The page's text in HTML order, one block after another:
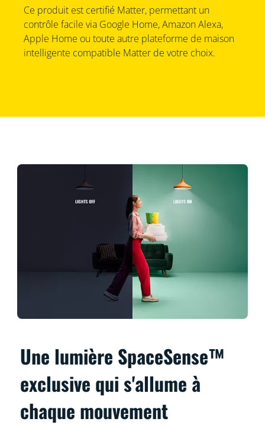
Ce produit est certifié Matter, permettant un
contrôle facile via Google Home, Amazon Alexa,
Apple Home ou toute autre plateforme de maison
intelligente compatible Matter de votre choix.
Une lumière SpaceSense™
exclusive qui s'allume à
chaque mouvement